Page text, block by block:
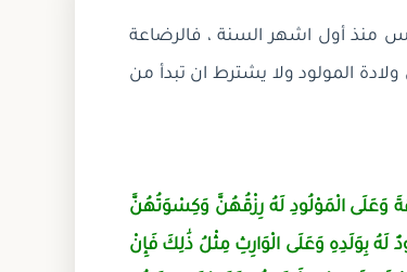
منذ أول اشهر السنة ، فالرضاعة
المولود ولا يشترط ان تبدأ من
وَعَلَى الْمَوْلُودِ لَهُ رِزْقُهُنَّ وَكِسْوَتُهُنَّ
لَهُ بِوَلَدِهِ وَعَلَى الْوَارِثِ مِثْلُ ذَٰلِكَ فَإِنْ